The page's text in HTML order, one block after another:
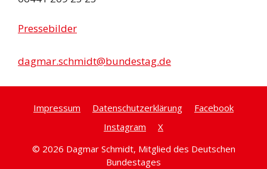
Pressebilder
dagmar.schmidt@bundestag.de
Impressum Datenschutzerklärung
Facebook
Instagram
X
© 2026 Dagmar Schmidt, Mitglied des Deutschen
Bundestages